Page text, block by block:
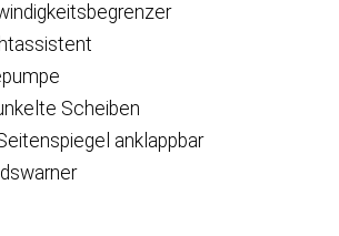
Scheiben
anklappbar